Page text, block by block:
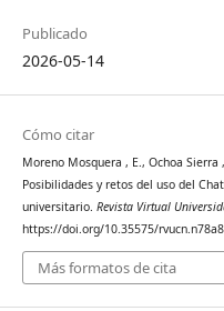
Publicado
2026-05-14
Cómo citar
Moreno Mosquera , E., Ochoa
Posibilidades y retos del uso del
universitario. Revista Virtual
https://doi.org/10.35575/rvucn.n78a8
Más formatos de cita